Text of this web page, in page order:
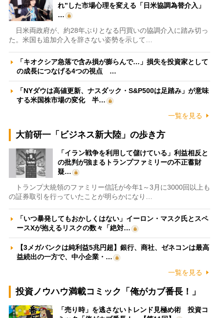
れ”した市場心理を変える「日米協調為替介入」
…
日米両政府が、約28年ぶりとなる円買いの協調介入に踏み切っ
た。米国も追加介入を辞さない姿勢を示して…
「キオクシア急落で含み損が膨らんで…」損失を投資家として
の成長につなげる4つの視点 …
「NYダウは高値更新、ナスダック・S&P500は足踏み」が意味
する米国株市場の変化 半…
一覧を見る
大前研一「ビジネス新大陸」の歩き方
「イラン戦争を利用して儲けている」利益相反と
の批判が強まるトランプファミリーの不正蓄財
疑…
トランプ大統領のファミリー信託が今年1～3月に3000回以上も
の証券取引を行っていたことが明らかになり…
「いつ暴発してもおかしくはない」イーロン・マスク氏とスペ
ースXが抱えるリスクの数々「絶対…
【3メガバンクは純利益5兆円超】銀行、商社、ゼネコンは最高
益続出の一方で、中小企業・…
一覧を見る
投資ノウハウ満載コミック「俺がカブ番長！」
「売り時」を逃さないトレンド見極め術 投資コ